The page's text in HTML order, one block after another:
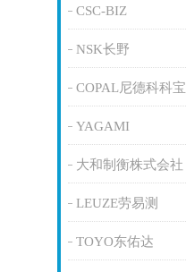
CSC-BIZ
NSK长野
COPAL尼德科科宝
YAGAMI
大和制衡株式会社
LEUZE劳易测
TOYO东佑达